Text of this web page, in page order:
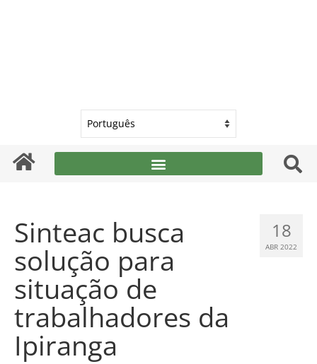
18
ABR 2022
Sinteac busca
solução para
situação de
trabalhadores da
Ipiranga